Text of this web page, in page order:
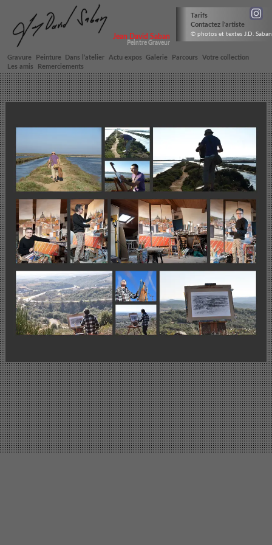
Jean David Saban
Peintre Graveur
Gravure Peinture Dans l’atelier Actu expos Galerie Parcours
Votre collection
Les amis
Remerciements
Tarifs
Contactez l'artiste
© photos et textes J.D. Saban